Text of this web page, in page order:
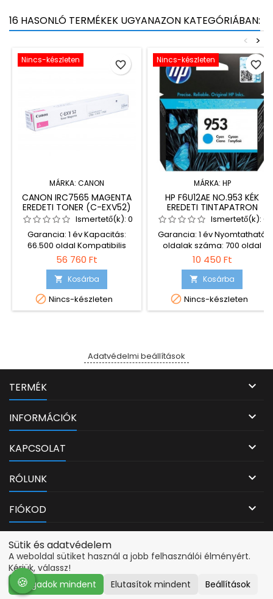
16 HASONLÓ TERMÉKEK UGYANAZON KATEGÓRIÁBAN:
>
<
Nincs-készleten
MÁRKA: CANON
CANON IRC7565 MAGENTA
EREDETI TONER (C-EXV52)
Ismertető(k): 0
Garancia: 1 év Kapacitás:
66.500 oldal Kompatibilis
nyomtatók: Canon IR-C7565i
Canon IR-C7570i Canon IR-
C7580i
56 760 Ft
 Kosárba
 Nincs-készleten
favorite_border Nincs-készleten
MÁRKA: HP
HP F6U12AE NO.953 KÉK
EREDETI TINTAPATRON
Ismertető(k): 0
Garancia: 1 év Nyomtatható
oldalak száma: 700 oldal
Kompatibilis nyomtatók: HP
Officejet Pro 8710 HP Officejet
Pro 8720 HP Officejet Pro 8730
10 450 Ft
 Kosárba
 Nincs-készleten
favorite_border
Adatvédelmi beállítások
🍪
TERMÉK 
INFORMÁCIÓK 
KAPCSOLAT 
RÓLUNK 
FIÓKOD 
Sütik és adatvédelem
A weboldal sütiket használ a jobb felhasználói élményért.
Kérjük, válassz!
Elfogadok mindent
Elutasítok mindent Beállítások
Adatvédelmi beállítások
🍪
© Copyright 2026 PcMarkt. Minden jog fenntartva.